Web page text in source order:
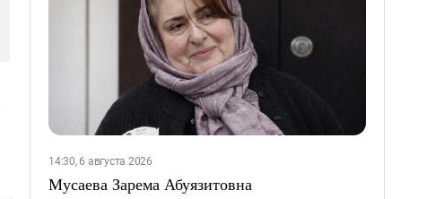
14:30, 6 августа 2026
Мусаева Зарема Абуязитовна